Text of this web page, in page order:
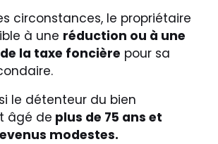
circonstances, le propriétaire
à une réduction ou à une
la taxe foncière pour sa
le détenteur du bien
âgé de plus de 75 ans et
modestes.